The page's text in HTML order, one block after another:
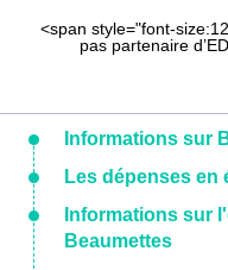
<span style="font-
pas partenaire
Informations sur
Les dépenses en
Informations sur
Beaumettes